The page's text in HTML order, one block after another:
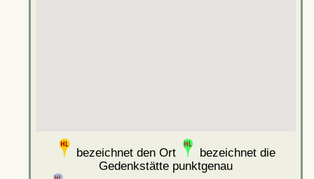
bezeichnet den Ort
bezeichnet die
Gedenkstätte punktgenau